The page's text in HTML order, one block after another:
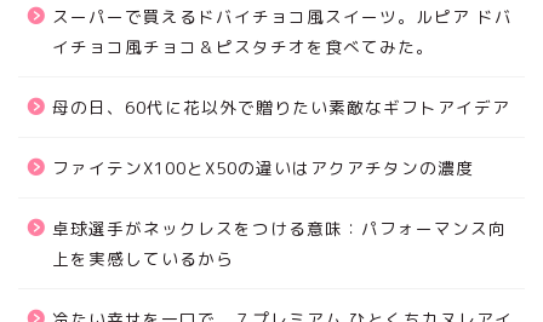
スーパーで買えるドバイチョコ風スイーツ。ルピア ドバ
イチョコ風チョコ＆ピスタチオを食べてみた。
母の日、60代に花以外で贈りたい素敵なギフトアイデア
ファイテンX100とX50の違いはアクアチタンの濃度
卓球選手がネックレスをつける意味：パフォーマンス向
上を実感しているから